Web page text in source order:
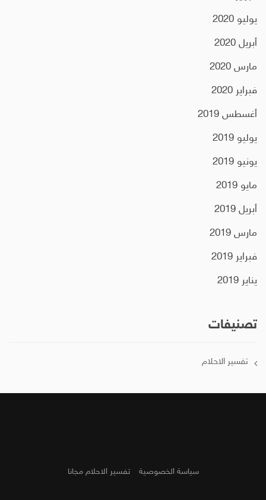
يوليو 2020
أبريل 2020
مارس 2020
فبراير 2020
أغسطس 2019
يوليو 2019
يونيو 2019
مايو 2019
أبريل 2019
مارس 2019
فبراير 2019
يناير 2019
تصنيفات
تفسير الاحلام
سياسة الخصوصية تفسير الاحلام مجانا